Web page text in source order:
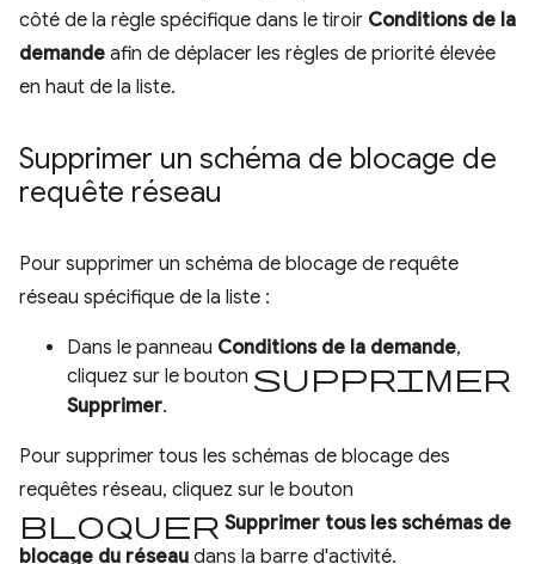
côté de la règle spécifique dans le tiroir Conditions de la
demande afin de déplacer les règles de priorité élevée
en haut de la liste.
Supprimer un schéma de blocage de
requête réseau
Pour supprimer un schéma de blocage de requête
réseau spécifique de la liste :
Dans le panneau Conditions de la demande,
cliquez sur le bouton Supprimer
Supprimer.
Pour supprimer tous les schémas de blocage des
requêtes réseau, cliquez sur le bouton
Bloquer Supprimer tous les schémas de
blocage du réseau dans la barre d'activité.